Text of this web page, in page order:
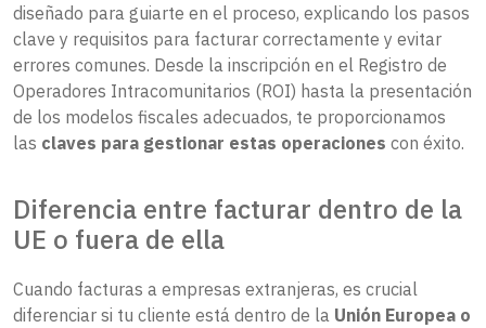
diseñado para guiarte en el proceso, explicando los pasos
clave y requisitos para facturar correctamente y evitar
errores comunes. Desde la inscripción en el Registro de
Operadores Intracomunitarios (ROI) hasta la presentación
de los modelos fiscales adecuados, te proporcionamos
las claves para gestionar estas operaciones con éxito.
Diferencia entre facturar dentro de la
UE o fuera de ella
Cuando facturas a empresas extranjeras, es crucial
diferenciar si tu cliente está dentro de la Unión Europea o